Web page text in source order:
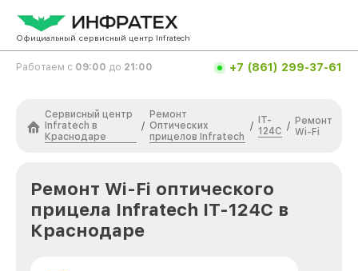
Официальный сервисный центр Infratech
Работаем с 09:00 до 21:00 +7 (861) 299-37-61
Сервисный центр
Infratech в
Краснодаре
/
Ремонт
Оптических
прицелов Infratech
/
IT-
124C / Ремонт
Wi-Fi
Ремонт Wi-Fi оптического
прицела Infratech IT-124C в
Краснодаре